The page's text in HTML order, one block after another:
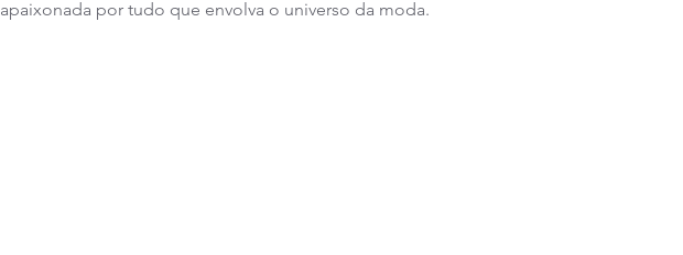
apaixonada por tudo que envolva o universo da moda.